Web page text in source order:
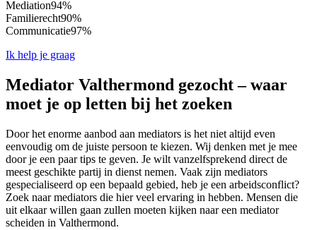
Mediation94%
Familierecht90%
Communicatie97%
Ik help je graag
Mediator Valthermond gezocht – waar
moet je op letten bij het zoeken
Door het enorme aanbod aan mediators is het niet altijd even
eenvoudig om de juiste persoon te kiezen. Wij denken met je mee
door je een paar tips te geven. Je wilt vanzelfsprekend direct de
meest geschikte partij in dienst nemen. Vaak zijn mediators
gespecialiseerd op een bepaald gebied, heb je een arbeidsconflict?
Zoek naar mediators die hier veel ervaring in hebben. Mensen die
uit elkaar willen gaan zullen moeten kijken naar een mediator
scheiden in Valthermond.